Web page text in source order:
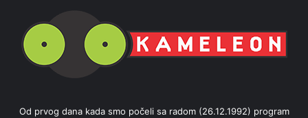
Od prvog dana kada smo počeli sa radom (26.12.1992) program